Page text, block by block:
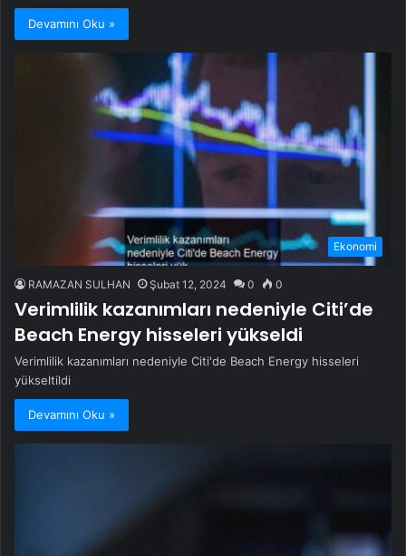
Devamını Oku »
Ekonomi
RAMAZAN SULHAN Şubat 12, 2024 0 0
Verimlilik kazanımları nedeniyle Citi’de
Beach Energy hisseleri yükseldi
Verimlilik kazanımları nedeniyle Citi'de Beach Energy hisseleri
yükseltildi
Devamını Oku »